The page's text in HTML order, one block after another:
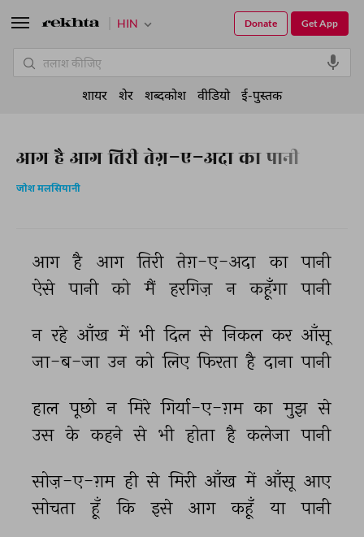
आग है आग तिरी तेग़-ए-अदा का पानी
जोश मलसियानी
आग है आग तिरी तेग़-ए-अदा का पानी
ऐसे पानी को मैं हरगिज़ न कहूँगा पानी
न रहे आँख में भी दिल से निकल कर आँसू
जा-ब-जा उन को लिए फिरता है दाना पानी
हाल पूछो न मिरे गिर्या-ए-ग़म का मुझ से
उस के कहने से भी होता है कलेजा पानी
सोज़-ए-ग़म ही से मिरी आँख में आँसू आए
सोचता
हूँ कि इसे आग कहूँ या पानी
HIN Get App
Donate
शायर शेर शब्दकोश वीडियो ई-पुस्तक